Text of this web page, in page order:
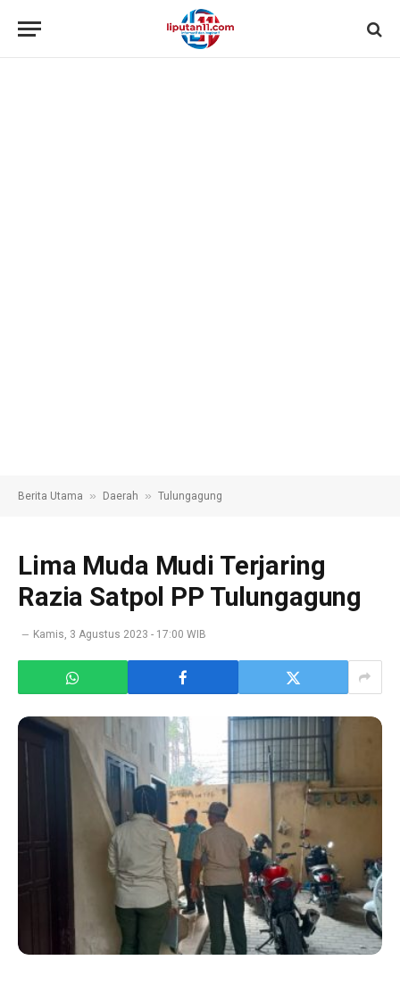
Berita Utama » Daerah » Tulungagung
Lima Muda Mudi Terjaring
Razia Satpol PP Tulungagung
Kamis, 3 Agustus 2023 - 17:00 WIB